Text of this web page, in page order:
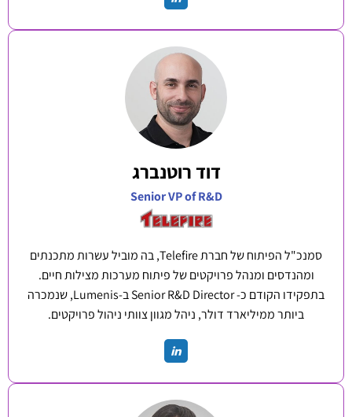
דוד רוטנברג
Senior VP of R&D
סמנכ"ל הפיתוח של חברת Telefire, בה מוביל עשרות מתכנתים
ומהנדסים ומנהל פרויקטים של פיתוח מערכות מצילות חיים.
בתפקידו הקודם כ- Senior R&D Director ב-Lumenis, שנמכרה
ביותר ממיליארד דולר, ניהל מגוון צוותי ניהול פרויקטים.